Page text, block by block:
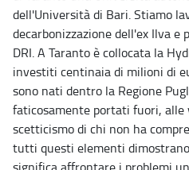
dell'Università di Bari. Stiamo
decarbonizzazione dell'ex Ilva
DRI. A Taranto è collocata la
investiti centinaia di milioni di
sono nati dentro la Regione
faticosamente portati fuori, alle
scetticismo di chi non ha
tutti questi elementi